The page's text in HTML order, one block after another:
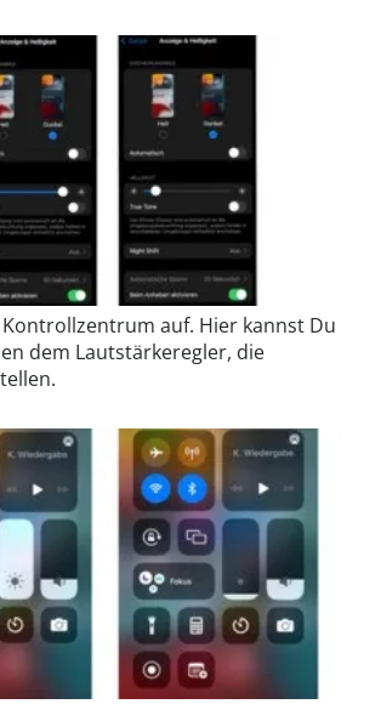
auf. Hier kannst Du
dem Lautstärkeregler, die